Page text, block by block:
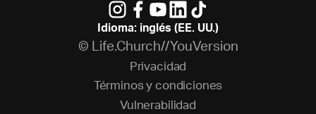
Idioma: inglés (EE. UU.)
© Life.Church//YouVersion
Privacidad
Términos y condiciones
Vulnerabilidad